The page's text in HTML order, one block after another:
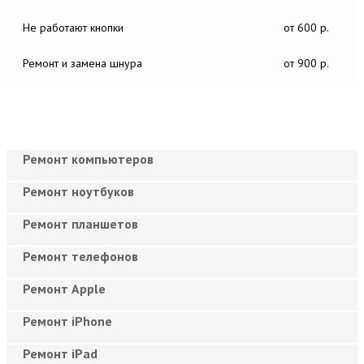
Не работают кнопки от 600 р.
Ремонт и замена шнура от 900 р.
Ремонт компьютеров
Ремонт ноутбуков
Ремонт планшетов
Ремонт телефонов
Ремонт Apple
Ремонт iPhone
Ремонт iPad